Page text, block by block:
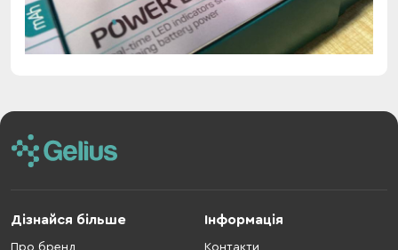
Дізнайся більше Інформація